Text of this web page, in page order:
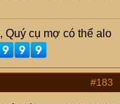
cụ mợ có thể alo
#183